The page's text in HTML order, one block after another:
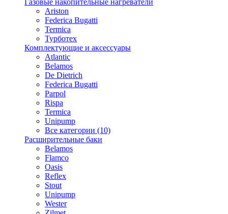
Газовые накопительные нагреватели
Ariston
Federica Bugatti
Termica
Турботех
Комплектующие и аксессуары
Atlantic
Belamos
De Dietrich
Federica Bugatti
Parpol
Rispa
Termica
Unipump
Все категории (10)
Расширительные баки
Belamos
Flamco
Oasis
Reflex
Stout
Unipump
Wester